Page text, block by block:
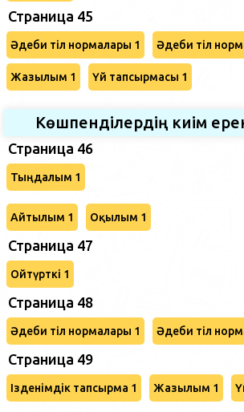
Страница 45
Әдеби тіл нормалары 1 Әдеби тіл
Жазылым 1 Үй тапсырмасы 1
Көшпенділердің киім
Страница 46
Тыңдалым 1
Айтылым 1 Оқылым 1
Страница 47
Ойтүрткі 1
Страница 48
Әдеби тіл нормалары 1 Әдеби тіл
Страница 49
Ізденімдік тапсырма 1 Жазылым 1